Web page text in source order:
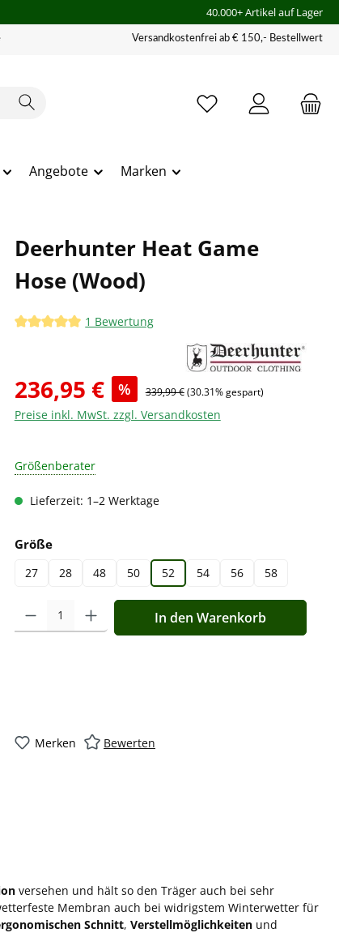
40.000+ Artikel auf Lager
Versandkostenfrei ab € 150,- Bestellwert
Angebote Marken
Deerhunter Heat Game
Hose (Wood)
Durchschnittliche Bewertung von 5 von 5 Sternen
1 Bewertung
236,95 € % 339,99 €(30.31% gespart)
Preise inkl. MwSt. zzgl. Versandkosten
Größenberater
Lieferzeit: 1–2 Werktage
Größeauswählen
27 28 48 50 52 54 56 58
Produkt Anzahl: Gib den gewünschten Wert ein oder
In den Warenkorb
Merken Bewerten
versehen und hält so den Träger auch bei sehr
Membran auch bei widrigstem Winterwetter für
Schnitt, Verstellmöglichkeiten und